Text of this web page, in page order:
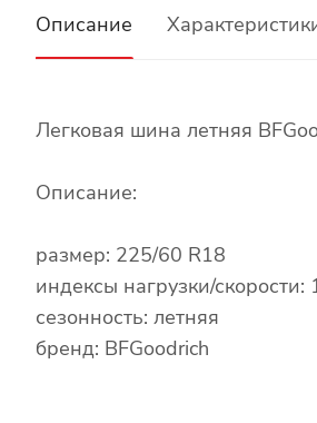
Описание
Легковая шина летняя
Описание:
размер: 225/60 R18
индексы нагрузки/скорости:
сезонность: летняя
бренд: BFGoodrich